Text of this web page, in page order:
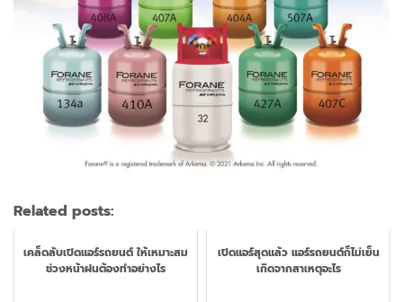
Related posts:
เคล็ดลับเปิดแอร์รถยนต์ ให้เหมาะสม
ช่วงหน้าฝนต้องทำอย่างไร
เปิดแอร์สุดแล้ว แอร์รถยนต์ก็ไม่เย็น
เกิดจากสาเหตุอะไร